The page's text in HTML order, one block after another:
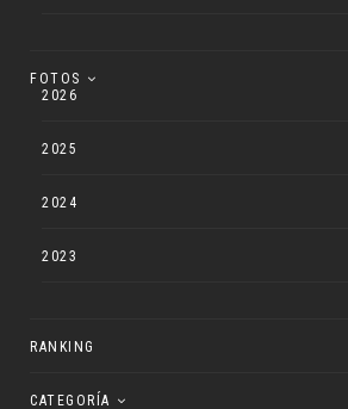
FOTOS
2026
2025
2024
2023
RANKING
CATEGORÍA